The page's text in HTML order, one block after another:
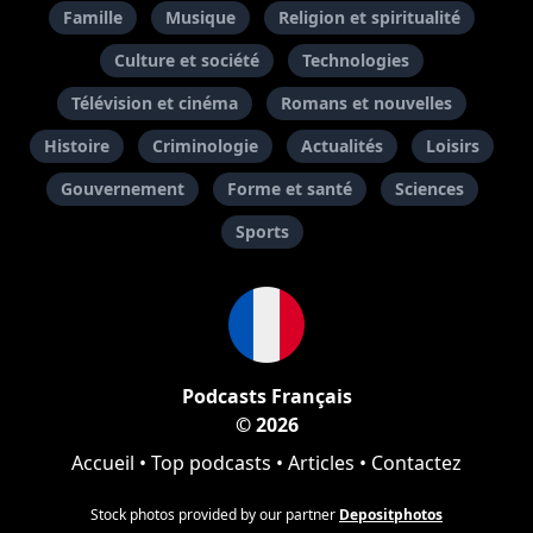
Famille Musique
Religion et spiritualité
Culture et société
Technologies
Télévision et cinéma
Romans et nouvelles
Histoire
Criminologie Actualités
Loisirs
Gouvernement
Forme et santé
Sciences
Sports
Podcasts Français
© 2026
Accueil • Top podcasts • Articles • Contactez
Stock photos provided by our partner Depositphotos